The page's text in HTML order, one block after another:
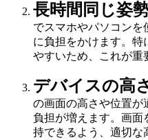
長時間同じ姿
でスマホやパソコンを
に負担をかけます。特
やすいため、これが重
デバイスの高
の画面の高さや位置が
負担が増えます。画面
持できるよう、適切な